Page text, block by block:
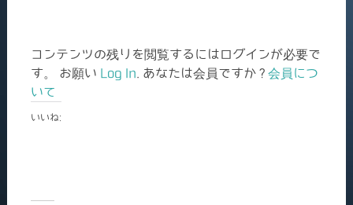
コンテンツの残りを閲覧するにはログインが必要で
す。 お願い Log In . あなたは会員ですか ? 会員につ
いて
いいね: